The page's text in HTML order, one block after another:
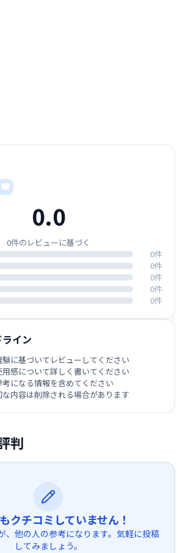
判
クチコミしていません！
、他の人の参考になります。気軽に投稿
してみましょう。
0.0
0件のレビューに基づく
0件
0件
0件
0件
0件
イン
験に基づいてレビューしてください
用感について詳しく書いてください
考になる情報を含めてください
な内容は削除される場合があります